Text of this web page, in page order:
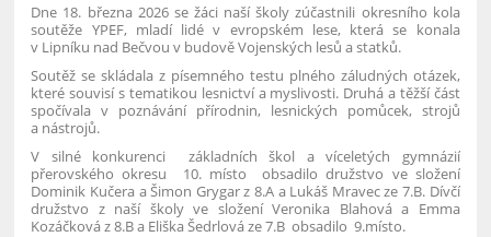
Dne 18. března 2026 se žáci naší školy zúčastnili okresního kola
soutěže YPEF, mladí lidé v evropském lese, která se konala
v Lipníku nad Bečvou v budově Vojenských lesů a statků.
Soutěž se skládala z písemného testu plného záludných otázek,
které souvisí s tematikou lesnictví a myslivosti. Druhá a těžší část
spočívala v poznávání přírodnin, lesnických pomůcek, strojů
a nástrojů.
V silné konkurenci základních škol a víceletých gymnázií
přerovského okresu 10. místo obsadilo družstvo ve složení
Dominik Kučera a Šimon Grygar z 8.A a Lukáš Mravec ze 7.B. Dívčí
družstvo z naší školy ve složení Veronika Blahová a Emma
Kozáčková z 8.B a Eliška Šedrlová ze 7.B obsadilo 9.místo.